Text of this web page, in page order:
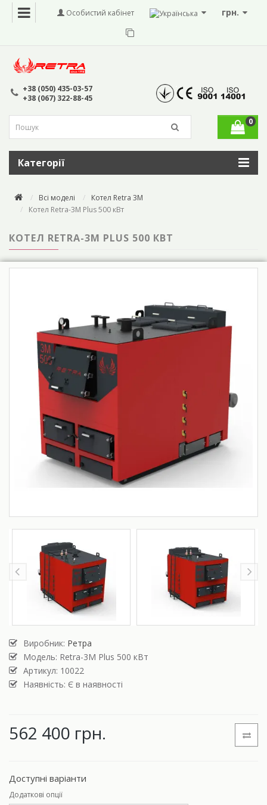
грн.
Особистий кабінет
+38 (050) 435-03-57
+38 (067) 322-88-45
0
Категорії
Всі моделі
Котел Retra 3M
Котел Retra-3М Plus 500 кВт
КОТЕЛ RETRA-3М PLUS 500 КВТ
Виробник: Ретра
Модель: Retra-3М Plus 500 кВт
Артикул: 10022
Наявність: Є в наявності
562 400 грн.
Доступні варіанти
Додаткові опції